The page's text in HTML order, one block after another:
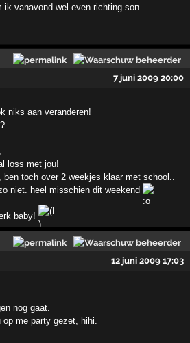
vanavond wel even richting son.
7 juni 2009 20:00
niks aan veranderen!
loss met jou!
toch over 2 weekjes klaar met school..
niet. heel misschien dit weekend
baby!
12 juni 2009 17:03
nog gaat.
me party gezet, hihi.